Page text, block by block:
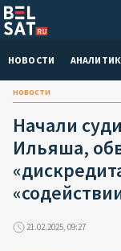
НОВОСТИ
новости
Начали
Ильяша,
21.02.2025, 09:27